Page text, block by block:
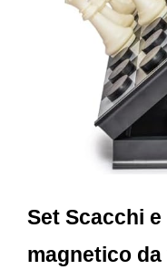
Set Scacchi e
magnetico